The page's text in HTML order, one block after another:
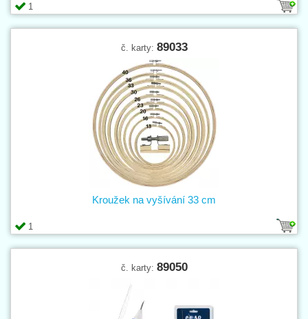
1
č. karty: 89033
1
Kroužek na vyšívání 33 cm
č. karty: 89050